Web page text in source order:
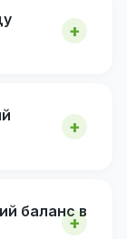
баланс в